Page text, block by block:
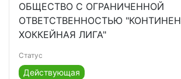
ОБЩЕСТВО С ОГРАНИЧЕННОЙ
ОТВЕТСТВЕННОСТЬЮ
ХОККЕЙНАЯ ЛИГА"
Статус
Действующая